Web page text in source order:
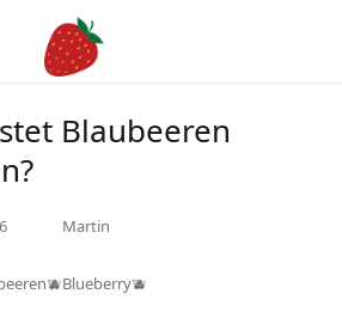
Blaubeeren
Martin